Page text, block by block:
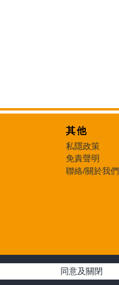
其他
私隱政策
免責聲明
聯絡/關於我們
同意及關閉